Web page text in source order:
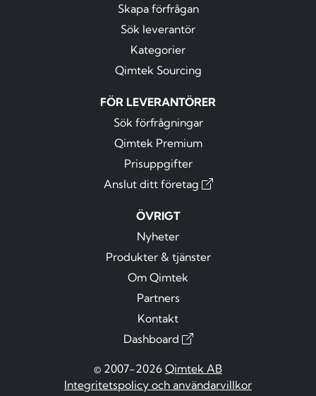
Skapa förfrågan
Sök leverantör
Kategorier
Qimtek Sourcing
FÖR LEVERANTÖRER
Sök förfrågningar
Qimtek Premium
Prisuppgifter
Anslut ditt företag
ÖVRIGT
Nyheter
Produkter & tjänster
Om Qimtek
Partners
Kontakt
Dashboard
© 2007-2026 Qimtek AB
Integritetspolicy och användarvillkor